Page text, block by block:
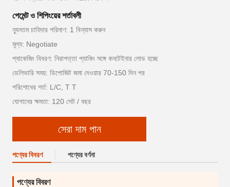
পেমেন্ট ও শিপিংয়ের শর্তাবলী
ন্যূনতম চাহিদার পরিমাণ: 1 বিন্যাস করুন
মূল্য: Negotiate
প্যাকেজিং বিবরণ: নিরাপত্তা প্যাকিং সঙ্গে কনটেইনার লোড হচ্ছে
ডেলিভারি সময়: ডিপোজিট জমা দেওয়ার 70-150 দিন পর
পরিশোধের শর্ত: L/C, T T
যোগানের ক্ষমতা: 120 সেট / বছর
সেরা দাম পান
পণ্যের বিবরণ পণ্যের বর্ণনা
পণ্যের বিবরণ